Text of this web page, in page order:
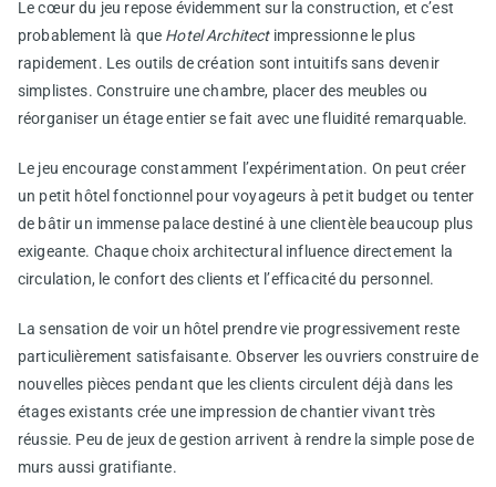
Le cœur du jeu repose évidemment sur la construction, et c’est
probablement là que Hotel Architectimpressionne le plus
rapidement. Les outils de création sont intuitifs sans devenir
simplistes. Construire une chambre, placer des meubles ou
réorganiser un étage entier se fait avec une fluidité remarquable.
Le jeu encourage constamment l’expérimentation. On peut créer
un petit hôtel fonctionnel pour voyageurs à petit budget ou tenter
de bâtir un immense palace destiné à une clientèle beaucoup plus
exigeante. Chaque choix architectural influence directement la
circulation, le confort des clients et l’efficacité du personnel.
La sensation de voir un hôtel prendre vie progressivement reste
particulièrement satisfaisante. Observer les ouvriers construire de
nouvelles pièces pendant que les clients circulent déjà dans les
étages existants crée une impression de chantier vivant très
réussie. Peu de jeux de gestion arrivent à rendre la simple pose de
murs aussi gratifiante.